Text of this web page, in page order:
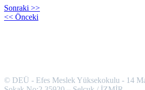
Sonraki >>
<< Önceki
© DEÜ - Efes Meslek Yüksekokulu - 14